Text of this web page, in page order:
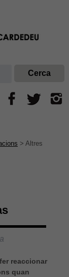
> Altres
reaccionar
quan